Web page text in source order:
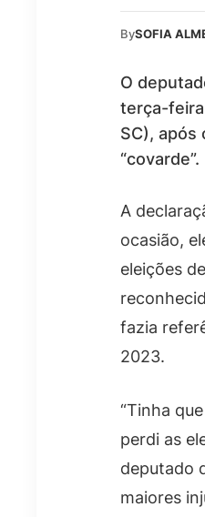
BySOFIA
O
terça-
SC), após
“covarde”.
A
ocasião,
eleições
fazia
2023.
“Tinha
perdi as
deputado
maiores